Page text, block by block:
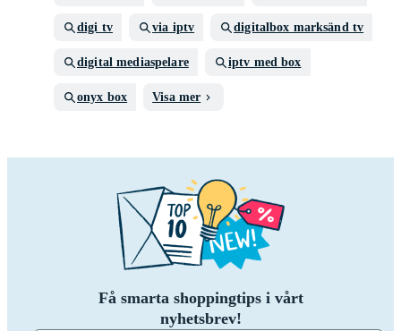
digi tv via iptv digitalbox marksänd tv
digital mediaspelare iptv med box
onyx box Visa mer
Få smarta shoppingtips i vårt
nyhetsbrev!